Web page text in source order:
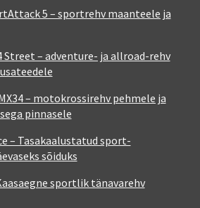
5 – sportrehv maanteele ja
Street – adventure- ja allroad-rehv
– motokrossirehv pehmele ja
pinnasele
– Tasakaalustatud sport-
sõiduks
sportlik tänavarehv